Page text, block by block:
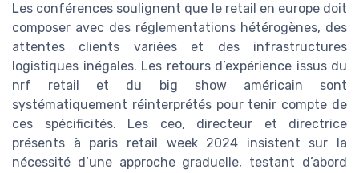
Les conférences soulignent que le retail en europe doit
composer avec des réglementations hétérogènes, des
attentes clients variées et des infrastructures
logistiques inégales. Les retours d’expérience issus du
nrf retail et du big show américain sont
systématiquement réinterprétés pour tenir compte de
ces spécificités. Les ceo, directeur et directrice
présents à paris retail week 2024 insistent sur la
nécessité d’une approche graduelle, testant d’abord